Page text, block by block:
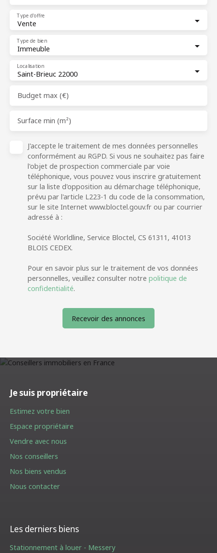
Vente
Type d'offre
Immeuble
Type de bien
Saint-Brieuc 22000
Localisation
Budget max (€)
Surface min (m²)
J'accepte le traitement de mes données personnelles
conformément au RGPD. Si vous ne souhaitez pas faire
l'objet de prospection commerciale par voie
téléphonique, vous pouvez vous inscrire gratuitement
sur la liste d'opposition au démarchage téléphonique,
prévu par l'article L223-1 du code de la consommation,
sur le site Internet www.bloctel.gouv.fr ou par courrier
adressé à :
Société Worldline, Service Bloctel, CS 61311, 41013
BLOIS CEDEX.
Pour en savoir plus sur le traitement de vos données
personnelles, veuillez consulter notre politique de
confidentialité.
Recevoir des annonces
Je suis propriétaire
Estimez votre bien
Espace propriétaire
Vendre avec nous
Nos conseillers
Nos biens vendus
Nous contacter
Les derniers biens
Stationnement à louer - Messery